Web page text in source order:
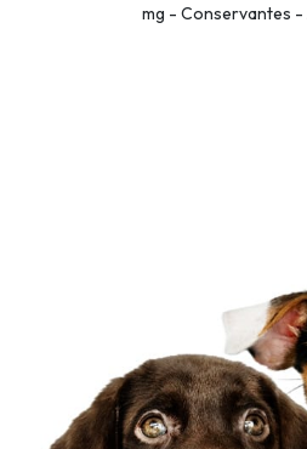
mg - Conservantes